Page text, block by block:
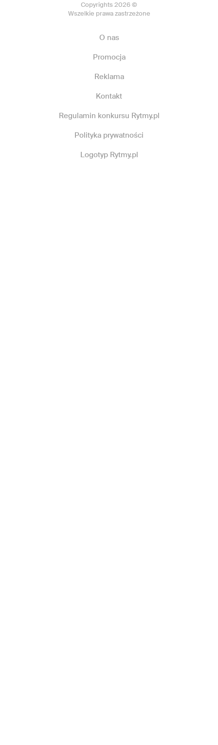
Copyrights 2026 ©
Wszelkie prawa zastrzeżone
O nas
Promocja
Reklama
Kontakt
Regulamin konkursu Rytmy.pl
Polityka prywatności
Logotyp Rytmy.pl